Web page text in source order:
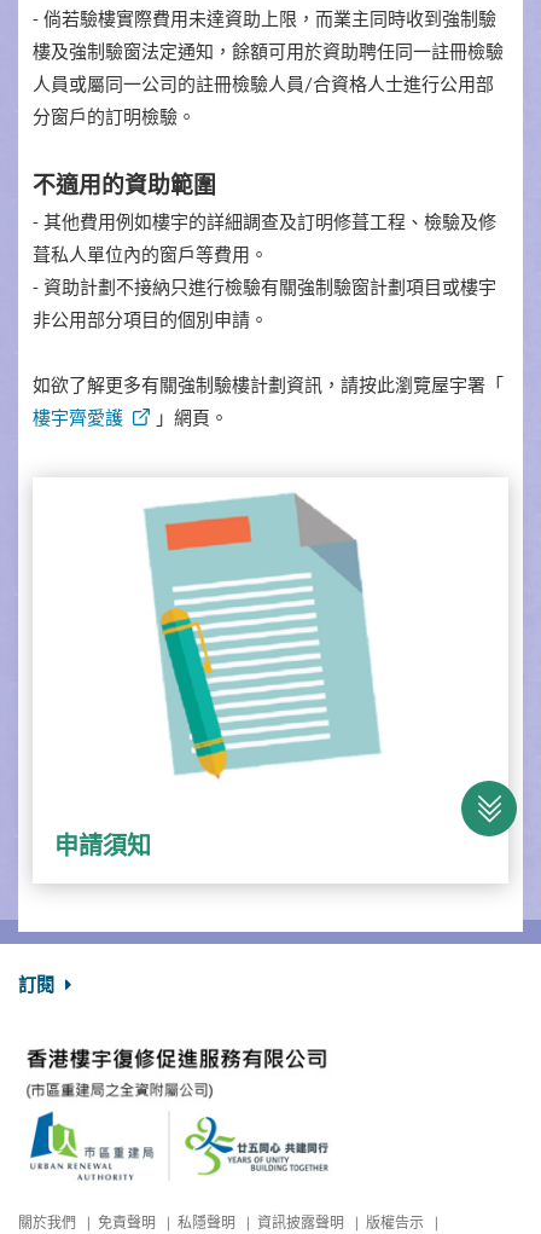
- 倘若驗樓實際費用未達資助上限，而業主同時收到強制驗
樓及強制驗窗法定通知，餘額可用於資助聘任同一註冊檢驗
人員或屬同一公司的註冊檢驗人員/合資格人士進行公用部
分窗戶的訂明檢驗。
不適用的資助範圍
- 其他費用例如樓宇的詳細調查及訂明修葺工程、檢驗及修
葺私人單位內的窗戶等費用。
- 資助計劃不接納只進行檢驗有關強制驗窗計劃項目或樓宇
非公用部分項目的個別申請。
如欲了解更多有關強制驗樓計劃資訊，請按此瀏覽屋宇署「
樓宇齊愛護
」網頁。
申請須知
訂閱
關於我們 免責聲明 私隱聲明 資訊披露聲明 版權告示